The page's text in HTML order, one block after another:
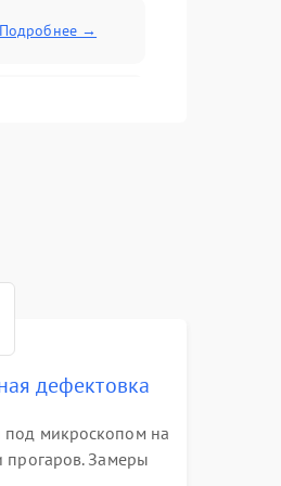
Подробнее →
→
дефектовка
под микроскопом на
прогаров. Замеры